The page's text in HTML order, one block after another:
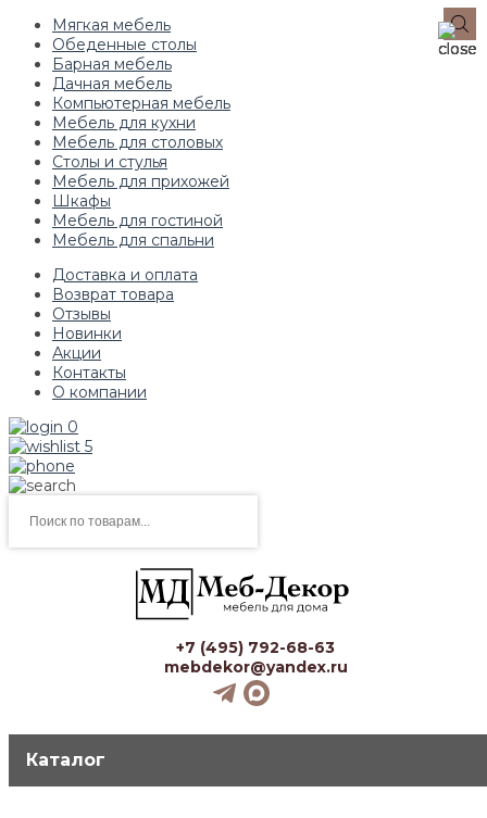
Мягкая мебель
Обеденные столы
Барная мебель
Дачная мебель
Компьютерная мебель
Мебель для кухни
Мебель для столовых
Столы и стулья
Мебель для прихожей
Шкафы
Мебель для гостиной
Мебель для спальни
Доставка и оплата
Возврат товара
Отзывы
Новинки
Акции
Контакты
О компании
0
5
товаров
+7 (495) 792-68-63
mebdekor@yandex.ru
Каталог